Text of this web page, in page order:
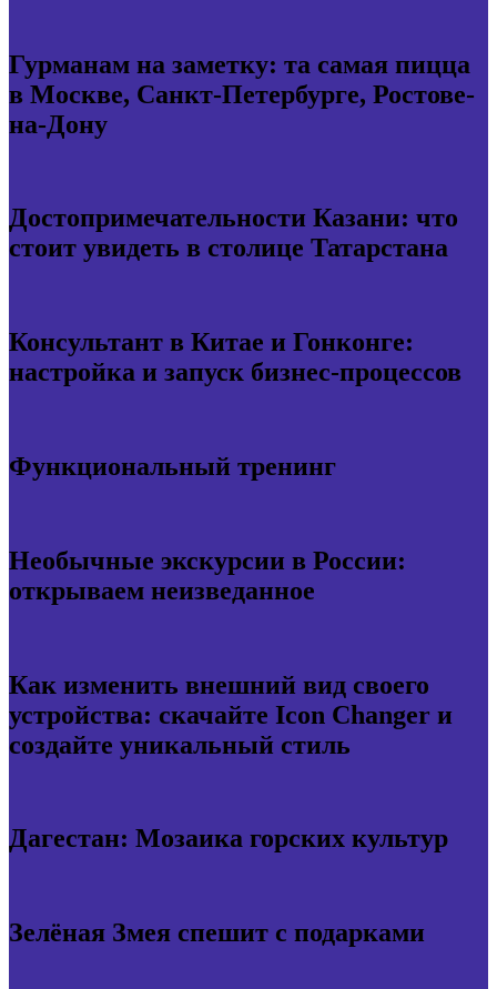
Гурманам на заметку: та самая пицца
в Москве, Санкт-Петербурге, Ростове-
на-Дону
Достопримечательности Казани: что
стоит увидеть в столице Татарстана
Консультант в Китае и Гонконге:
настройка и запуск бизнес-процессов
Функциональный тренинг
Необычные экскурсии в России:
открываем неизведанное
Как изменить внешний вид своего
устройства: скачайте Icon Changer и
создайте уникальный стиль
Дагестан: Мозаика горских культур
Зелёная Змея спешит с подарками